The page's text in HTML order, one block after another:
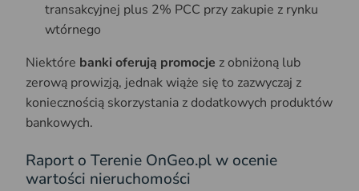
transakcyjnej plus 2% PCC przy zakupie z rynku
wtórnego
Niektóre banki oferują promocje z obniżoną lub
zerową prowizją, jednak wiąże się to zazwyczaj z
koniecznością skorzystania z dodatkowych produktów
bankowych.
Raport o Terenie OnGeo.pl w ocenie
wartości nieruchomości